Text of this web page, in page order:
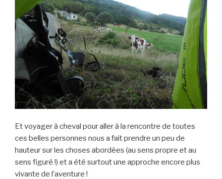
Et voyager à cheval pour aller à la rencontre de toutes
ces belles personnes nous a fait prendre un peu de
hauteur sur les choses abordées (au sens propre et au
sens figuré !) et a été surtout une approche encore plus
vivante de l’aventure !